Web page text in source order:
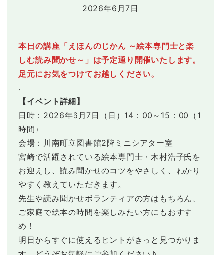
川南町立図書館でできること
各種使用料
各申込書
図書館だより
ホールを借りたい・利用したい
ご利用にあたって
2026年6月7日
本日の講座「 えほんのじかん ～絵本専門士と楽
しむ読み聞かせ～ 」は予定通り開催いたします。
足元にお気をつけてお越しください。
.
【イベント詳細】
日時：2026年6月7日（日）14：00～15：00（1
時間）
会場：川南町立図書館2階ミニシアター室
宮崎で活躍されている絵本専門士・木村浩子氏を
お迎えし、読み聞かせのコツをやさしく、わかり
やすく教えていただきます。
先生や読み聞かせボランティアの方はもちろん、
ご家庭で絵本の時間を楽しみたい方にもおすす
め！
明日からすぐに使えるヒントがきっと見つかりま